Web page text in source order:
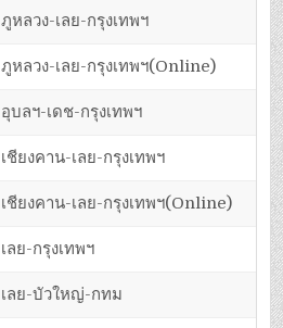
ภูหลวง-เลย-กรุงเทพฯ
ภูหลวง-เลย-กรุงเทพฯ(Online)
อุบลฯ-เดช-กรุงเทพฯ
เชียงคาน-เลย-กรุงเทพฯ
เชียงคาน-เลย-กรุงเทพฯ(Online)
เลย-กรุงเทพฯ
เลย-บัวใหญ่-กทม